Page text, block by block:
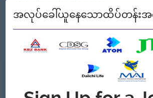
Minimum 1 to 3 years work experience
Experience in computerized software
are essential.
ကျွန်တော့်တို့ ဘာတွေကမ်းလှမ်းနိုင်သ
အကျိုးအမြတ်
အလုပ်ခေါ်ယူနေသောထိပ်တန်းအ